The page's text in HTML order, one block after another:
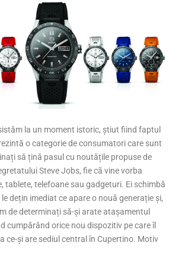
la un moment istoric, știut fiind faptul
o categorie de consumatori care sunt
să țină pasul cu noutățile propuse de
Steve Jobs, fie că vine vorba
tablete, telefoane sau gadgeturi. Ei schimbă
dețin imediat ce apare o nouă generație și,
de determinați să-și arate atașamentul
cumpărând orice nou dispozitiv pe care îl
ce-și are sediul central în Cupertino. Motiv